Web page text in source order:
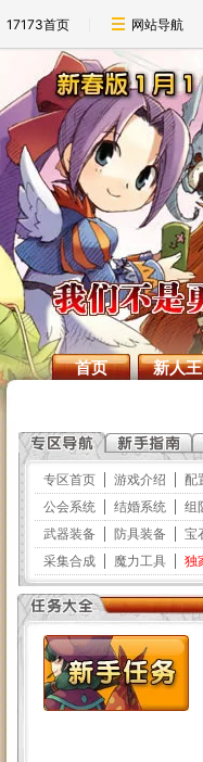
17173首页 网站导航
首页 新人王